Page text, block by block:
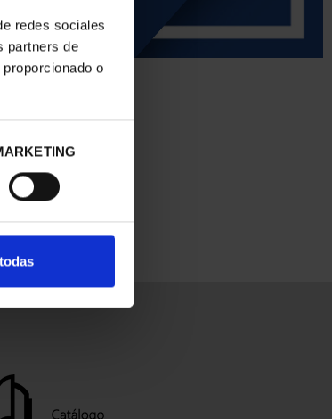
redes sociales
partners de
o